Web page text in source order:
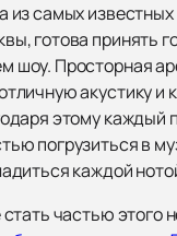
из самых
готова принять
шоу. Просторная
акустику и
этому каждый
погрузиться в
каждой
стать частью этого